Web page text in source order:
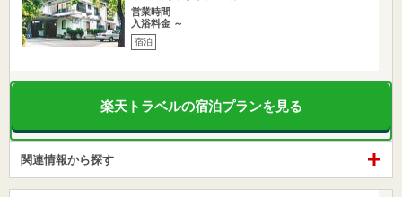
営業時間
入浴料金 ～
宿泊
楽天トラベルの宿泊プランを見る
関連情報から探す